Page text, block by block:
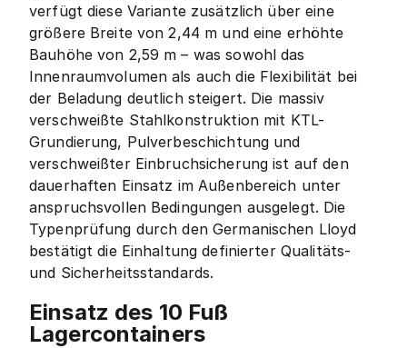
verfügt diese Variante zusätzlich über eine
größere Breite von 2,44 m und eine erhöhte
Bauhöhe von 2,59 m – was sowohl das
Innenraumvolumen als auch die Flexibilität bei
der Beladung deutlich steigert. Die massiv
verschweißte Stahlkonstruktion mit KTL-
Grundierung, Pulverbeschichtung und
verschweißter Einbruchsicherung ist auf den
dauerhaften Einsatz im Außenbereich unter
anspruchsvollen Bedingungen ausgelegt. Die
Typenprüfung durch den Germanischen Lloyd
bestätigt die Einhaltung definierter Qualitäts-
und Sicherheitsstandards.
Einsatz des 10 Fuß
Lagercontainers